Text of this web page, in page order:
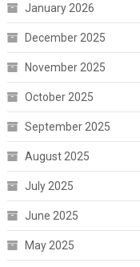
January 2026
December 2025
November 2025
October 2025
September 2025
August 2025
July 2025
June 2025
May 2025